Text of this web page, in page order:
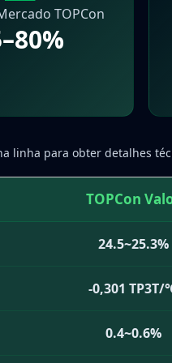
TOPCon
linha para obter detalhes
TOPCon
24.5~25.3%
-0,301
0.4~0.6%